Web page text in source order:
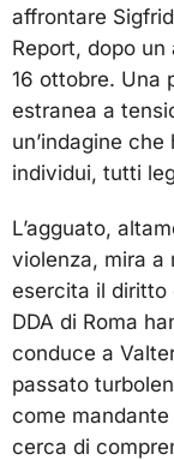
affrontare
Report, dopo
16 ottobre. Una
estranea a
un’indagine
individui, tutti
L’agguato,
violenza, mira a
esercita il diritto
DDA di Roma
conduce a
passato
come mandante
cerca di